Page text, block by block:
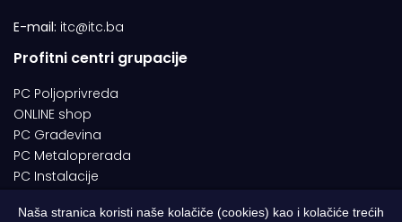
E-mail: itc@itc.ba
Profitni centri grupacije
PC Poljoprivreda
ONLINE shop
PC Građevina
PC Metaloprerada
PC Instalacije
Naša stranica koristi naše kolačiče (cookies) kao i kolačiće trećih